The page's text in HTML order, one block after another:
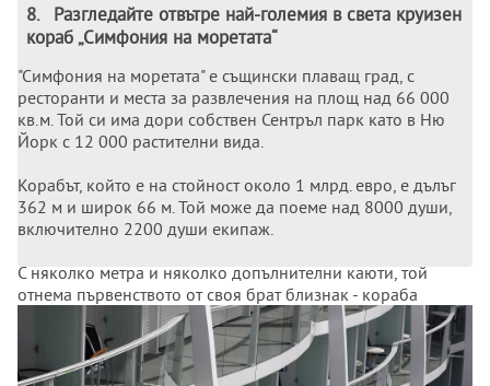
8.
Разгледайте отвътре най-големия в света круизен
кораб „Симфония на моретата“
"Симфония на моретата" е същински плаващ град, с
ресторанти и места за развлечения на площ над 66 000
кв.м. Той си има дори собствен Сентръл парк като в Ню
Йорк с 12 000 растителни вида.
Корабът, който е на стойност около 1 млрд. евро, е дълъг
362 м и широк 66 м. Той може да поеме над 8000 души,
включително 2200 души екипаж.
С няколко метра и няколко допълнителни каюти, той
отнема първенството от своя брат близнак - кораба
"Хармония на моретата" - който френският
корабостроител предаде през май 2016 г. на същия
корабособственик Роял карибиън крузис.